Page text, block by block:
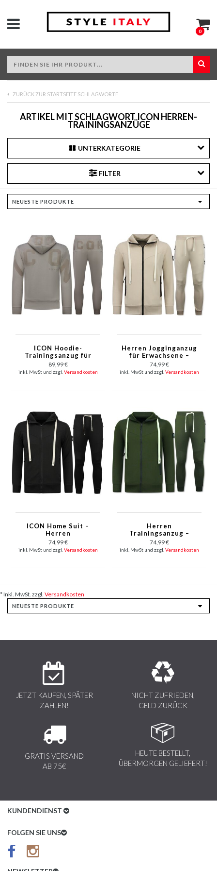
0
ZURÜCK ZUR STARTSEITE SCHLAGWORTE
ARTIKEL MIT SCHLAGWORT ICON HERREN-
TRAININGSANZÜGE
UNTERKATEGORIE
FILTER
ICON Hoodie-
Trainingsanzug für
Herren –
Jogginganzug für
Erwachsene –
89,99 €
inkl. MwSt und zzgl. Versandkosten
Herren Jogginganzug
für Erwachsene –
ICON Home Suit –
Herren
Trainingsanzug –
74,99 €
inkl. MwSt und zzgl. Versandkosten
ICON Home Suit –
Herren
Trainingsanzug –
Jogginganzug für
Erwachsene –
74,99 €
inkl. MwSt und zzgl. Versandkosten
Herren
Trainingsanzug –
ICON Heimanzug –
Jogginganzug für
Herren –
74,99 €
inkl. MwSt und zzgl. Versandkosten
* Inkl. MwSt. zzgl. Versandkosten
JETZT KAUFEN, SPÄTER
ZAHLEN!
NICHT ZUFRIEDEN,
GELD ZURÜCK
GRATIS VERSAND
AB 75€
HEUTE BESTELLT,
ÜBERMORGEN GELIEFERT!
KUNDENDIENST
Kundenservice
AGB
FOLGEN SIE UNS